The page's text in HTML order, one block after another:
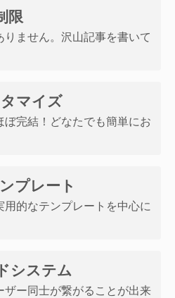
限
ません。沢山記事を書いて
マイズ
ぼ完結！どなたでも簡単にお
プレート
的なテンプレートを中心に
システム
ザー同士が繋がることが出来